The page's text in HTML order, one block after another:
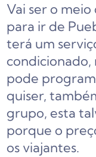
Vai sero meio
para ir de
terá um
pode
quiser,
grupo, esta
porque o
os viajantes.